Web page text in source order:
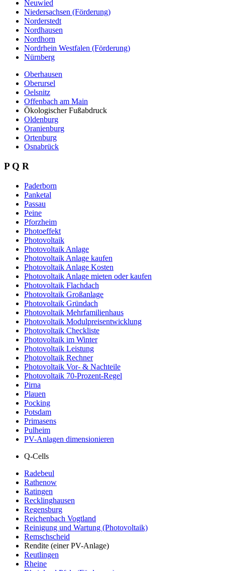
Neuwied
Niedersachsen (Förderung)
Norderstedt
Nordhausen
Nordhorn
Nordrhein Westfalen (Förderung)
Nürnberg
Oberhausen
Oberursel
Oelsnitz
Offenbach am Main
Ökologischer Fußabdruck
Oldenburg
Oranienburg
Ortenburg
Osnabrück
P Q R
Paderborn
Panketal
Passau
Peine
Pforzheim
Photoeffekt
Photovoltaik
Photovoltaik Anlage
Photovoltaik Anlage kaufen
Photovoltaik Anlage Kosten
Photovoltaik Anlage mieten oder kaufen
Photovoltaik Flachdach
Photovoltaik Großanlage
Photovoltaik Gründach
Photovoltaik Mehrfamilienhaus
Photovoltaik Modulpreisentwicklung
Photovoltaik Checkliste
Photovoltaik im Winter
Photovoltaik Leistung
Photovoltaik Rechner
Photovoltaik Vor- & Nachteile
Photovoltaik 70-Prozent-Regel
Pirna
Plauen
Pocking
Potsdam
Primasens
Pulheim
PV-Anlagen dimensionieren
Q-Cells
Radebeul
Rathenow
Ratingen
Recklinghausen
Regensburg
Reichenbach Vogtland
Reinigung und Wartung (Photovoltaik)
Remschscheid
Rendite (einer PV-Anlage)
Reutlingen
Rheine